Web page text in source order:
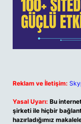
Reklam ve İletişim:
Yasal Uyarı: Bu
şirketi ile hiçbir
hazırladığımız